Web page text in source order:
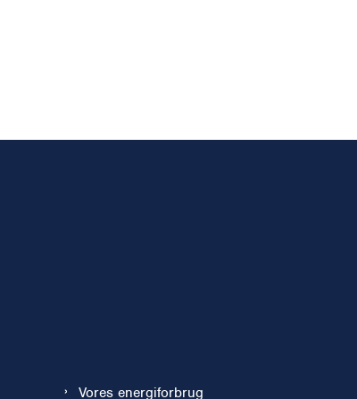
Vores energiforbrug